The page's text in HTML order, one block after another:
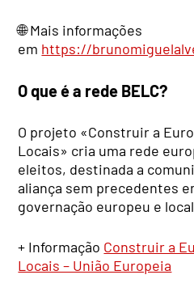
🌐 Mais informações
em https://
O que é a rede BELC?
O projeto «Construir a
Locais» cria uma rede
eleitos, destinada a
aliança sem precedentes
governação europeu e
+ Informação Construir a
Locais – União Europeia